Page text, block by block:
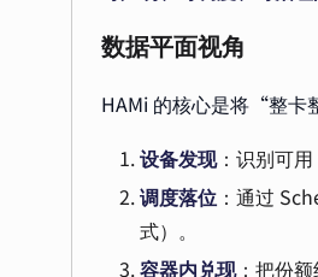
数据平面视角
HAMi 的核心是将“整卡
设备发现：识别可用
调度落位 ：通过
式）。
容器内兑现：把份额